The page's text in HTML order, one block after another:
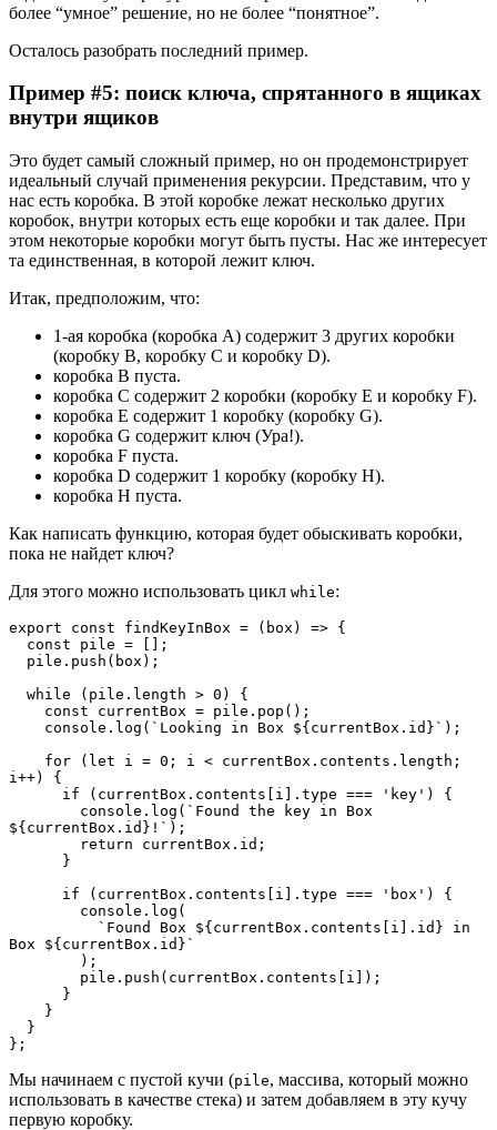
более “умное” решение, но не более “понятное”.
Осталось разобрать последний пример.
Пример #5: поиск ключа, спрятанного в ящиках
внутри ящиков
Это будет самый сложный пример, но он продемонстрирует
идеальный случай применения рекурсии. Представим, что у
нас есть коробка. В этой коробке лежат несколько других
коробок, внутри которых есть еще коробки и так далее. При
этом некоторые коробки могут быть пусты. Нас же интересует
та единственная, в которой лежит ключ.
Итак, предположим, что:
1-ая коробка (коробка A) содержит 3 других коробки
(коробку B, коробку C и коробку D).
коробка B пуста.
коробка C содержит 2 коробки (коробку E и коробку F).
коробка E содержит 1 коробку (коробку G).
коробка G содержит ключ (Ура!).
коробка F пуста.
коробка D содержит 1 коробку (коробку H).
коробка H пуста.
Как написать функцию, которая будет обыскивать коробки,
пока не найдет ключ?
Для этого можно использовать цикл while:
export const findKeyInBox = (box) => {
  const pile = [];
  pile.push(box);
  while (pile.length > 0) {
    const currentBox = pile.pop();
    console.log(`Looking in Box ${currentBox.id}`);
i++) {
      if (currentBox.contents[i].type === 'key') {
${currentBox.id}!`);
        return currentBox.id;
      }
      if (currentBox.contents[i].type === 'box') {
        console.log(
Box ${currentBox.id}`
        );
        pile.push(currentBox.contents[i]);
      }
    }
  }
};
Мы начинаем с пустой кучи (pile, массива, который можно
использовать в качестве стека) и затем добавляем в эту кучу
первую коробку.